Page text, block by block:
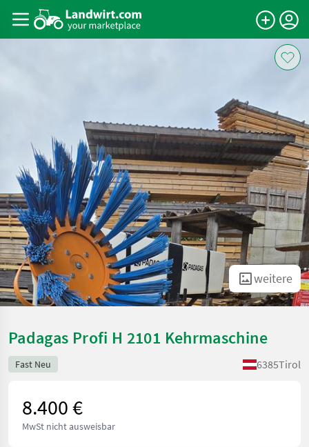
weitere
Padagas Profi H 2101 Kehrmaschine
Fast Neu 6385Tirol
8.400 €
MwSt nicht ausweisbar